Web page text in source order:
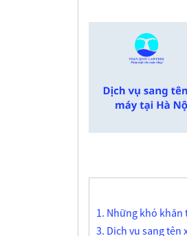
1. Những khó khăn
3. Dịch vụ sang tên